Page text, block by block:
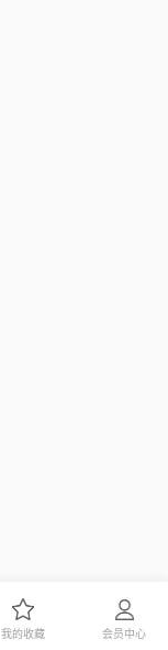
我的收藏 会员中心